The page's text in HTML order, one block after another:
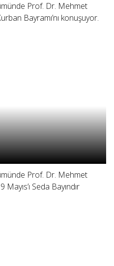
Prof. Dr. Mehmet
Bayramı’nı konuşuyor.
Prof. Dr. Mehmet
Seda Bayındır